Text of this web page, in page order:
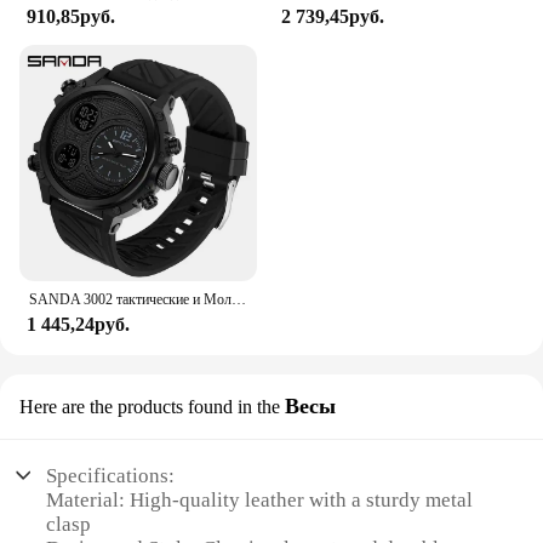
ensuring that your work is precise and reliable.
910,85руб. 2 739,45руб.
SANDA 3002 тактические и Молодежные электронные часы с двойным дисплеем, новые спортивные часы для мужчин, студентов с ночным светом, водонепроницаемые
1 445,24руб.
Here are the products found in the Весы
Specifications:
Material: High-quality leather with a sturdy metal
clasp